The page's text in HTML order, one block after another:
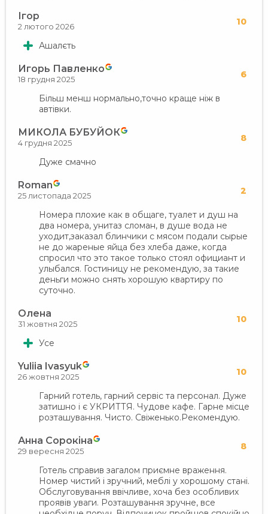
Ігор 10
2 лютого 2026
Ашалєть
Игорь Павленко 6
18 грудня 2025
Більш менш нормально,точно краще ніж в
автівки.
МИКОЛА БУБУЙОК 8
4 грудня 2025
Дуже смачно
Roman 2
25 листопада 2025
Номера плохие как в общаге, туалет и душ на
два номера, унитаз сломан, в душе вода не
уходит,заказал блинчики с мясом подали сырые
не до жареные яйца без хлеба даже, когда
спросил что это такое только стоял официант и
улыбался. Гостиницу не рекомендую, за такие
деньги можно снять хорошую квартиру по
суточно.
Олена 10
31 жовтня 2025
Усе
Yuliia Ivasyuk 10
26 жовтня 2025
Гарний готель, гарний сервіс та персонал. Дуже
затишно і є УКРИТТЯ. Чудове кафе. Гарне місце
розташування. Чисто. Свіженько.Рекомендую.
Анна Сорокіна 8
29 вересня 2025
Готель справив загалом приємне враження.
Номер чистий і зручний, меблі у хорошому стані.
Обслуговування ввічливе, хоча без особливих
проявів уваги. Розташування зручне, все